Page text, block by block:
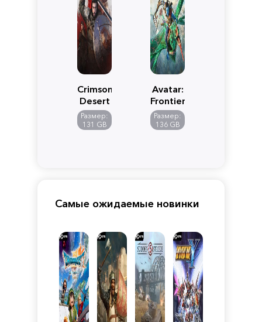
Crimson
Desert
Размер:
131 GB
Avatar:
Frontiers
of
Pandora
Размер:
136 GB
Самые ожидаемые новинки